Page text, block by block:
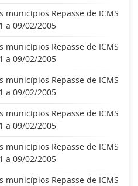
Repasse de ICMS
a 09/02/2005
Repasse de ICMS
a 09/02/2005
Repasse de ICMS
a 09/02/2005
Repasse de ICMS
a 09/02/2005
Repasse de ICMS
a 09/02/2005
Repasse de ICMS